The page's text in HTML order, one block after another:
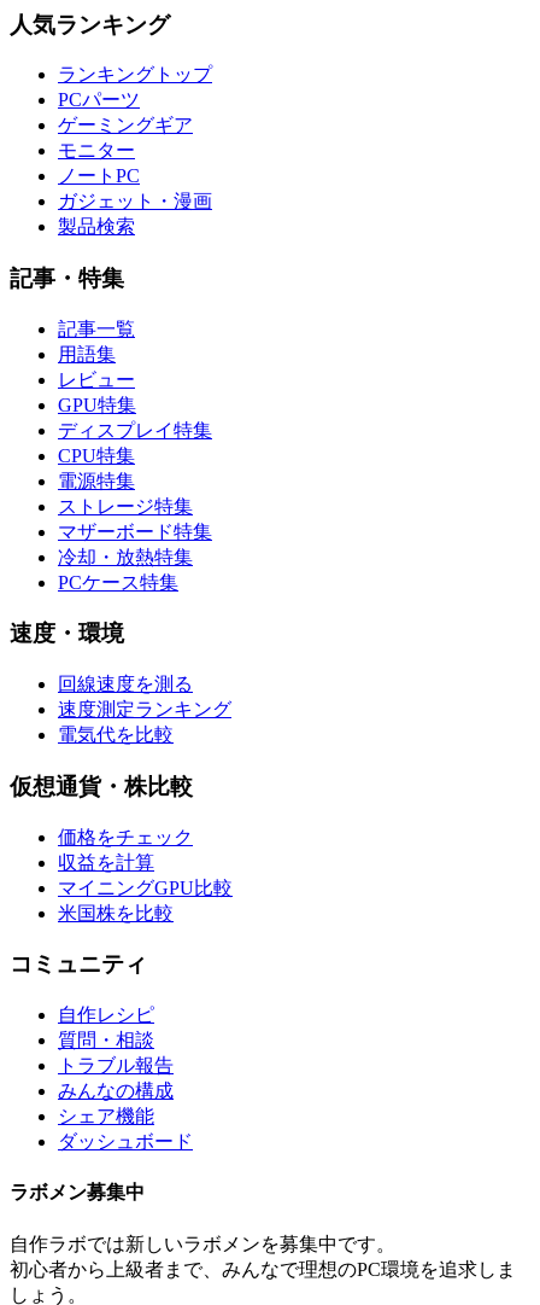
人気ランキング
ランキングトップ
PCパーツ
ゲーミングギア
モニター
ノートPC
ガジェット・漫画
製品検索
記事・特集
記事一覧
用語集
レビュー
GPU特集
ディスプレイ特集
CPU特集
電源特集
ストレージ特集
マザーボード特集
冷却・放熱特集
PCケース特集
速度・環境
回線速度を測る
速度測定ランキング
電気代を比較
仮想通貨・株比較
価格をチェック
収益を計算
マイニングGPU比較
米国株を比較
コミュニティ
自作レシピ
質問・相談
トラブル報告
みんなの構成
シェア機能
ダッシュボード
ラボメン募集中
自作ラボでは新しいラボメンを募集中です。
初心者から上級者まで、みんなで理想のPC環境を追求しま
しょう。